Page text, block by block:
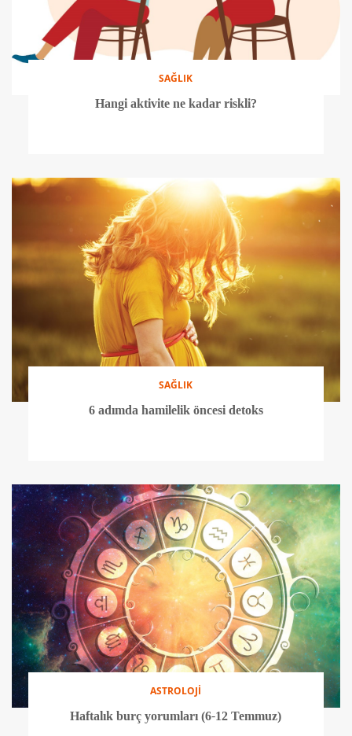
SAĞLIK
Hangi aktivite ne kadar riskli?
SAĞLIK
6 adımda hamilelik öncesi detoks
ASTROLOJİ
Haftalık burç yorumları (6-12 Temmuz)